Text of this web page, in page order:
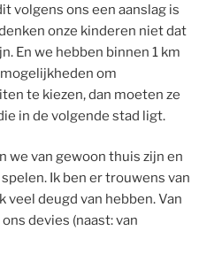
volgens ons een aanslag is
onze kinderen niet dat
En we hebben binnen 1 km
om
te kiezen, dan moeten ze
in de volgende stad ligt.
we van gewoon thuis zijn en
Ik ben er trouwens van
veel deugd van hebben. Van
devies (naast: van